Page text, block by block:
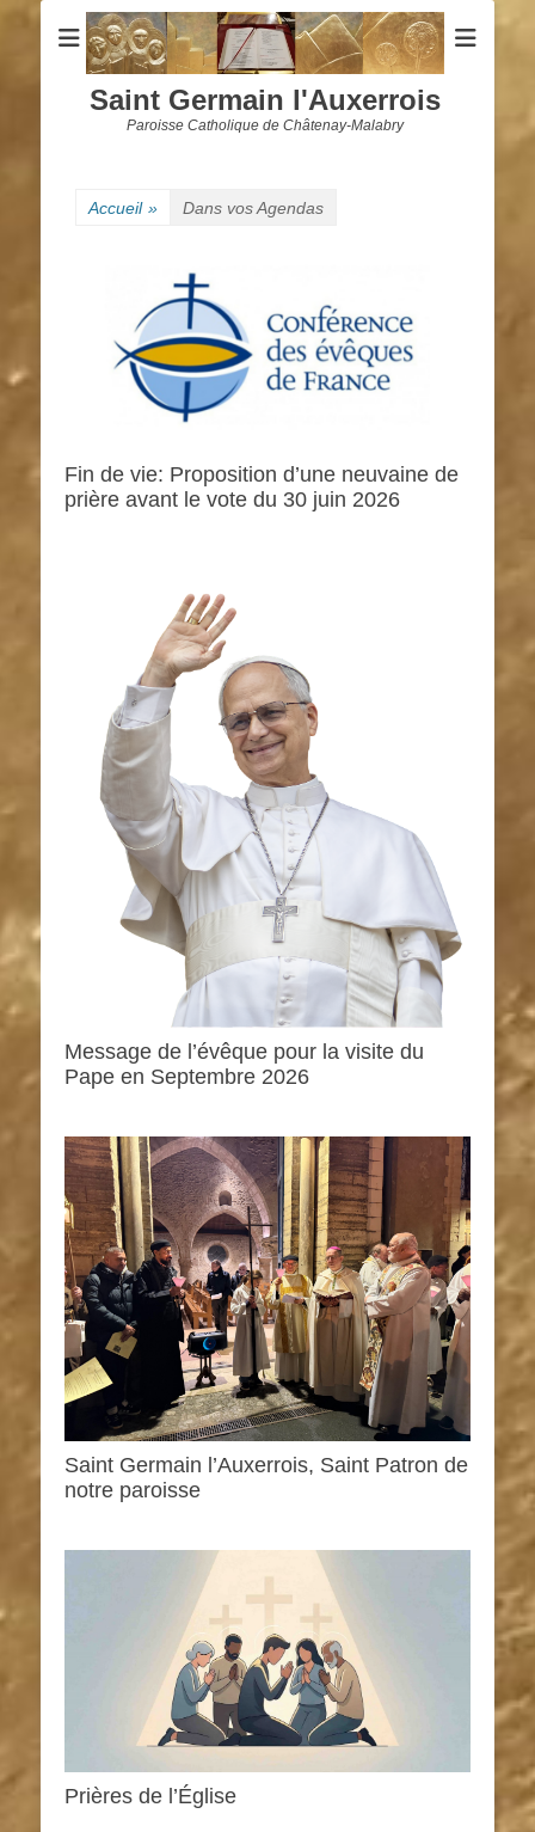
Saint Germain l'Auxerrois
Paroisse Catholique de Châtenay-Malabry
Accueil » Dans vos Agendas
Fin de vie: Proposition d’une neuvaine de
prière avant le vote du 30 juin 2026
Message de l’évêque pour la visite du
Pape en Septembre 2026
Saint Germain l’Auxerrois, Saint Patron de
notre paroisse
Prières de l’Église